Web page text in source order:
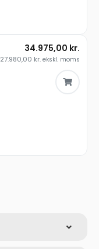
34.975,00 kr.
27.980,00 kr. ekskl. moms